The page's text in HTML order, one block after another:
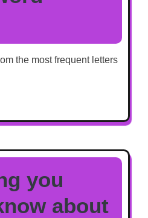
the most frequent letters
you
about